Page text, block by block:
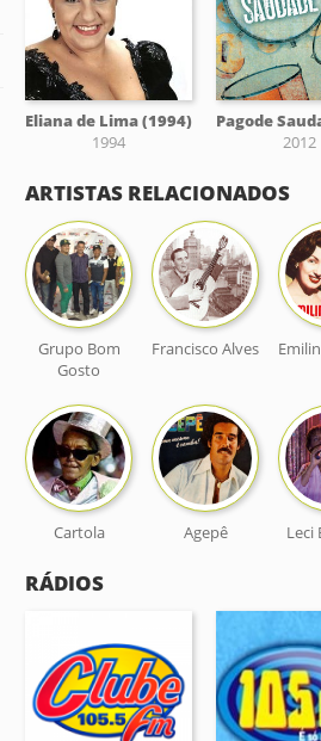
Eliana de Lima (1994)
1994
2012
ARTISTAS RELACIONADOS
Grupo Bom
Gosto
Francisco Alves
Cartola Agepê Leci
RÁDIOS